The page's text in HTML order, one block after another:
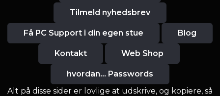
Tilmeld nyhedsbrev
Få PC Support i din egen stue Blog
Kontakt Web Shop
hvordan... Passwords
Alt på disse sider er lovlige at udskrive, og kopiere, så